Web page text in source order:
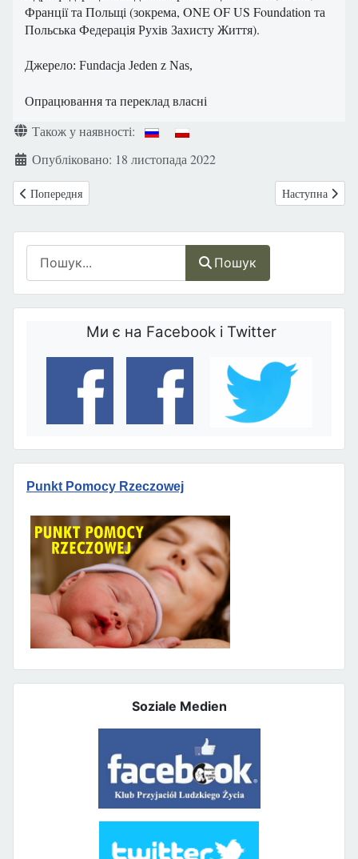
Пошук
Ми є на Facebook і Twitter
Punkt Pomocy Rzeczowej
Soziale Medien
Франції та Польщі (зокрема, ONE OF US Foundation та
Польська Федерація Рухів Захисту Життя).
Джерело: Fundacja Jeden z Nas,
Опрацювання та переклад власні
ДеталіТакож у наявності:
Опубліковано: 18 листопада 2022
Попередня стаття: Музика допомагає розвиватися недоношеним
Попередня Наступна
Наступна